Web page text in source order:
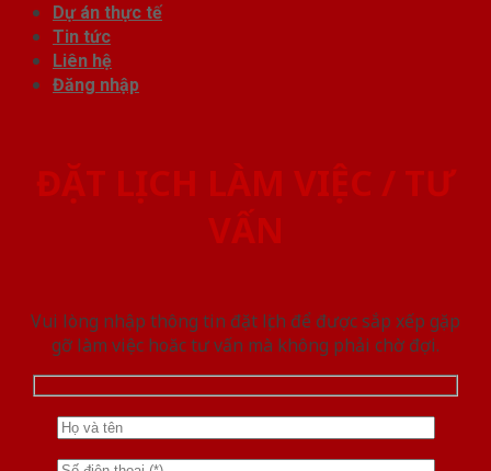
Dự án thực tế
Tin tức
Liên hệ
Đăng nhập
ĐẶT LỊCH LÀM VIỆC / TƯ
VẤN
Vui lòng nhập thông tin đặt lịch để được sắp xếp gặp
gỡ làm việc hoăc tư vấn mà không phải chờ đợi.